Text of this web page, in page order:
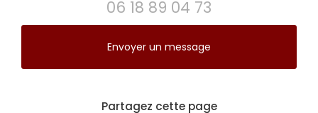
06 18 89 04 73
Envoyer un message
Partagez cette page